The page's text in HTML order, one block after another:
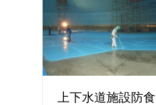
上下水道施設防食